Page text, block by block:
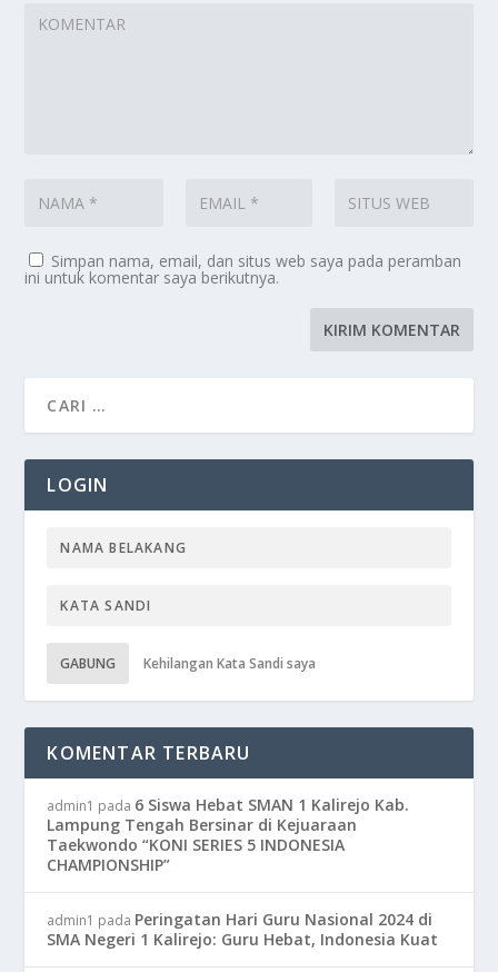
Simpan nama, email, dan situs web saya pada peramban
ini untuk komentar saya berikutnya.
LOGIN
GABUNG Kehilangan Kata Sandi saya
KOMENTAR TERBARU
admin1 pada 6 Siswa Hebat SMAN 1 Kalirejo Kab.
Lampung Tengah Bersinar di Kejuaraan
Taekwondo “KONI SERIES 5 INDONESIA
CHAMPIONSHIP”
admin1 pada Peringatan Hari Guru Nasional 2024 di
SMA Negeri 1 Kalirejo: Guru Hebat, Indonesia Kuat